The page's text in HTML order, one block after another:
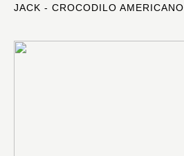
JACK - CROCODILO AMERICANO